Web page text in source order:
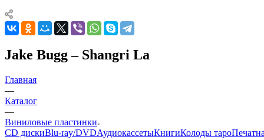
Jake Bugg – Shangri La
Главная
—
Каталог
—
Виниловые пластинки
CD дискиBlu-ray/DVDАудиокассетыКнигиКолоды таро